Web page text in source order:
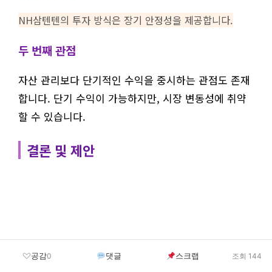
NH삼텐텐의 투자 방식은 장기 안정성을 제공합니다.
두 번째 관점
자산 관리보다 단기적인 수익을 중시하는 관점도 존재
합니다. 단기 수익이 가능하지만, 시장 변동성에 취약
할 수 있습니다.
결론 및 제안
공감0 댓글 스크랩 조회 144